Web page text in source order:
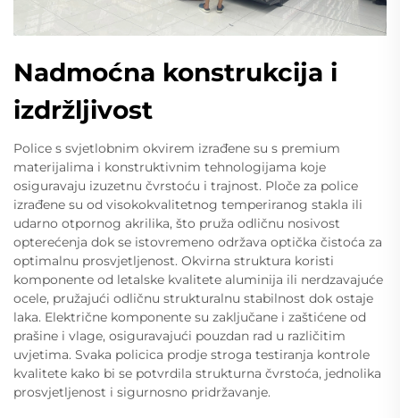
Nadmoćna konstrukcija i
izdržljivost
Police s svjetlobnim okvirem izrađene su s premium
materijalima i konstruktivnim tehnologijama koje
osiguravaju izuzetnu čvrstoću i trajnost. Ploče za police
izrađene su od visokokvalitetnog temperiranog stakla ili
udarno otpornog akrilika, što pruža odličnu nosivost
opterećenja dok se istovremeno održava optička čistoća za
optimalnu prosvjetljenost. Okvirna struktura koristi
komponente od letalske kvalitete aluminija ili nerdzavajuće
ocele, pružajući odličnu strukturalnu stabilnost dok ostaje
laka. Električne komponente su zaključane i zaštićene od
prašine i vlage, osiguravajući pouzdan rad u različitim
uvjetima. Svaka policica prodje stroga testiranja kontrole
kvalitete kako bi se potvrdila strukturna čvrstoća, jednolika
prosvjetljenost i sigurnosno pridržavanje.